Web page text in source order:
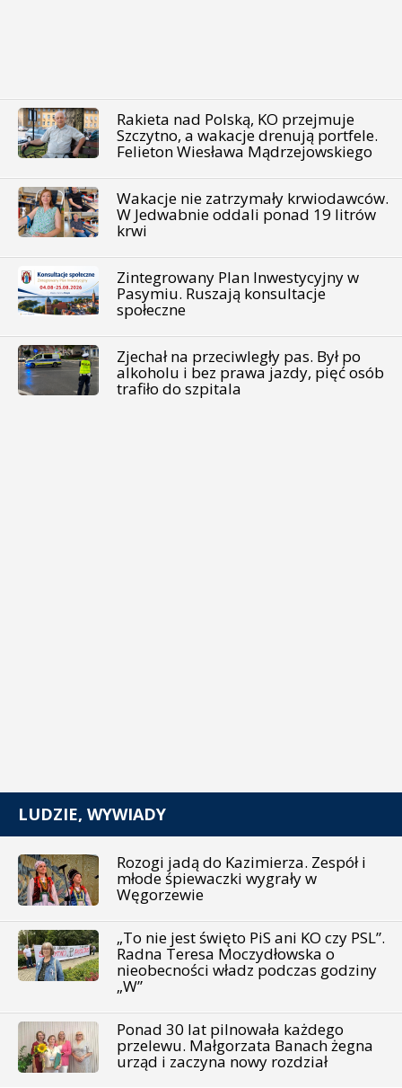
Rakieta nad Polską, KO przejmuje
Szczytno, a wakacje drenują portfele.
Felieton Wiesława Mądrzejowskiego
Wakacje nie zatrzymały krwiodawców.
W Jedwabnie oddali ponad 19 litrów
krwi
Zintegrowany Plan Inwestycyjny w
Pasymiu. Ruszają konsultacje
społeczne
Zjechał na przeciwległy pas. Był po
alkoholu i bez prawa jazdy, pięć osób
trafiło do szpitala
LUDZIE, WYWIADY
Rozogi jadą do Kazimierza. Zespół i
młode śpiewaczki wygrały w
Węgorzewie
„To nie jest święto PiS ani KO czy PSL”.
Radna Teresa Moczydłowska o
nieobecności władz podczas godziny
„W”
Ponad 30 lat pilnowała każdego
przelewu. Małgorzata Banach żegna
urząd i zaczyna nowy rozdział